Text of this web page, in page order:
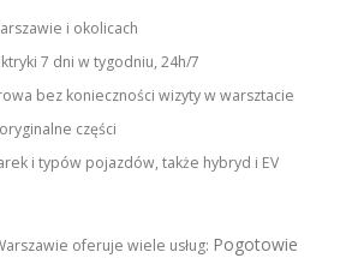
i okolicach
7 dni w tygodniu, 24h/7
bez konieczności wizyty w warsztacie
części
i typów pojazdów, także hybryd i EV
oferuje wiele usług: Pogotowie